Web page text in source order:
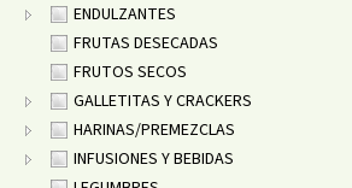
ENDULZANTES
FRUTAS DESECADAS
FRUTOS SECOS
GALLETITAS Y CRACKERS
HARINAS/PREMEZCLAS
INFUSIONES Y BEBIDAS